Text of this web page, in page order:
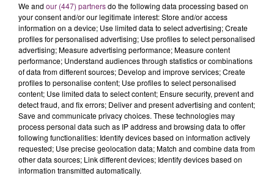
La Bulle - Guinguette éphémère
de Frelinghien !
We and our (447) partnersdo the following data processing based on
your consent and/or our legitimate interest: Store and/or access
information on a device; Use limited data to select advertising; Create
profiles for personalised advertising; Use profiles to select personalised
advertising; Measure advertising performance; Measure content
performance; Understand audiences through statistics or combinations
of data from different sources; Develop and improve services; Create
profiles to personalise content; Use profiles to select personalised
content; Use limited data to select content; Ensure security, prevent and
detect fraud, and fix errors; Deliver and present advertising and content;
Save and communicate privacy choices. These technologies may
process personal data such as IP address and browsing data to offer
following functionalities: Identify devices based on information actively
requested; Use precise geolocation data; Match and combine data from
other data sources; Link different devices; Identify devices based on
information transmitted automatically.